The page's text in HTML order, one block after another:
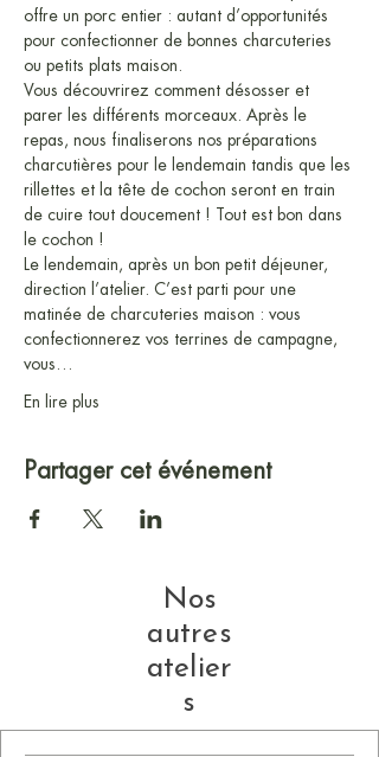
offre un porc entier : autant d’opportunités
pour confectionner de bonnes charcuteries
ou petits plats maison.
Vous découvrirez comment désosser et
parer les différents morceaux. Après le
repas, nous finaliserons nos préparations
charcutières pour le lendemain tandis que les
rillettes et la tête de cochon seront en train
de cuire tout doucement ! Tout est bon dans
le cochon !
Le lendemain, après un bon petit déjeuner,
direction l’atelier. C’est parti pour une
matinée de charcuteries maison : vous
confectionnerez vos terrines de campagne,
vous…
En lire plus
Partager cet événement
Nos
autres
atelier
s